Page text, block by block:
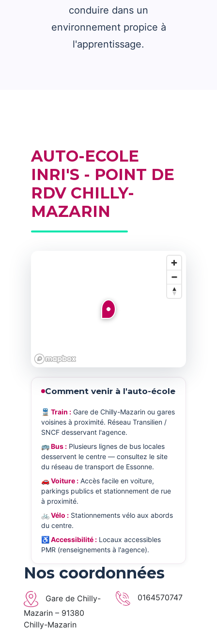
conduire dans un
environnement propice à
l'apprentissage.
AUTO-ECOLE
INRI'S - POINT DE
RDV CHILLY-
MAZARIN
Comment venir à l'auto-école
🚆 Train :Gare de Chilly-Mazarin ou gares
voisines à proximité. Réseau Transilien /
SNCF desservant l'agence.
🚌 Bus :Plusieurs lignes de bus locales
desservent le centre — consultez le site
du réseau de transport de Essonne.
🚗 Voiture :Accès facile en voiture,
parkings publics et stationnement de rue
à proximité.
🚲 Vélo :Stationnements vélo aux abords
du centre.
♿ Accessibilité :Locaux accessibles
PMR (renseignements à l'agence).
Nos coordonnées
Gare de Chilly-
Mazarin – 91380
Chilly-Mazarin
0164570747